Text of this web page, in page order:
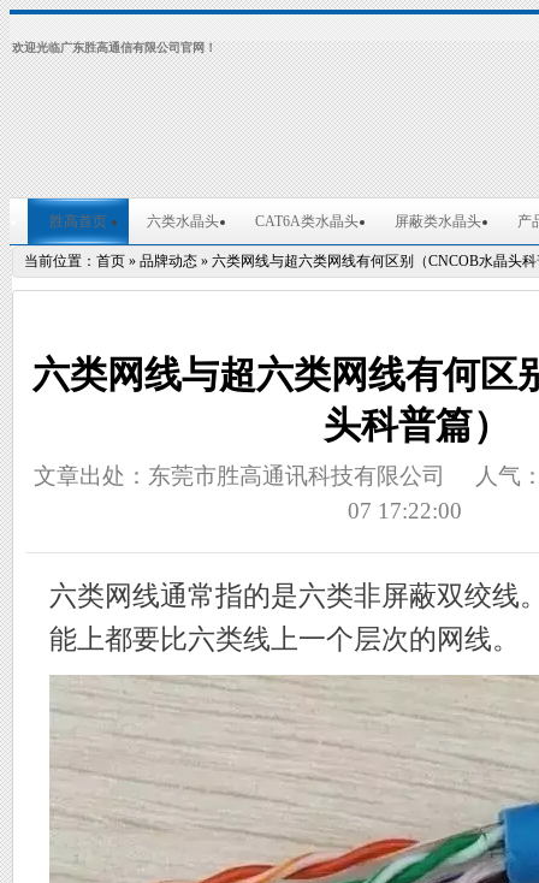
欢迎光临广东胜高通信有限公司官网！
胜高首页 六类水晶头 CAT6A类水晶头 屏蔽类水晶头 产
当前位置： 首页 » 品牌动态 » 六类网线与超六类网线有何区别（CNCOB水晶头
六类网线与超六类网线有何区
头科普篇）
文章出处：东莞市胜高通讯科技有限公司
人气
07 17:22:00
六类网线通常指的是六类非屏蔽双绞线
能上都要比六类线上一个层次的网线。